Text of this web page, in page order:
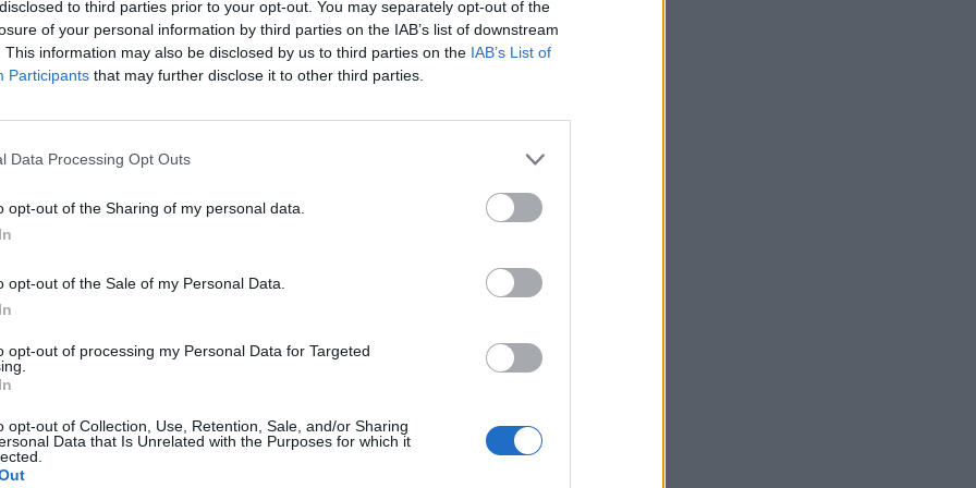
to third parties prior to your opt-out. You may separately opt-out of the
of your personal information by third parties on the IAB’s list of downstream
This information may also be disclosed by us to third parties on the IAB’s List of
Participants that may further disclose it to other third parties.
Data Processing Opt Outs
opt-out of the Sharing of my personal data.
opt-out of the Sale of my Personal Data.
opt-out of processing my Personal Data for Targeted
opt-out of Collection, Use, Retention, Sale, and/or Sharing
Data that Is Unrelated with the Purposes for which it
που δε γνωρίζουμε το λόγο, και παρόλο που η διαφορά
κραυγαλέα, αρκετοί εκφράστηκαν με πολύ αρνητικά
την Kim, μιας και είναι κάπως τραγικό να κάνεις
σε ένα μωράκι.